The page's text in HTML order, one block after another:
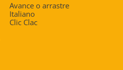
Avance o arrastre
Italiano
Clic Clac